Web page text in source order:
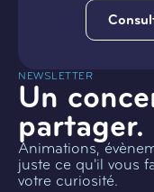
NEWSLETTER
Un
partager.
Animations,
juste ce qu'il vous
votre curiosité.